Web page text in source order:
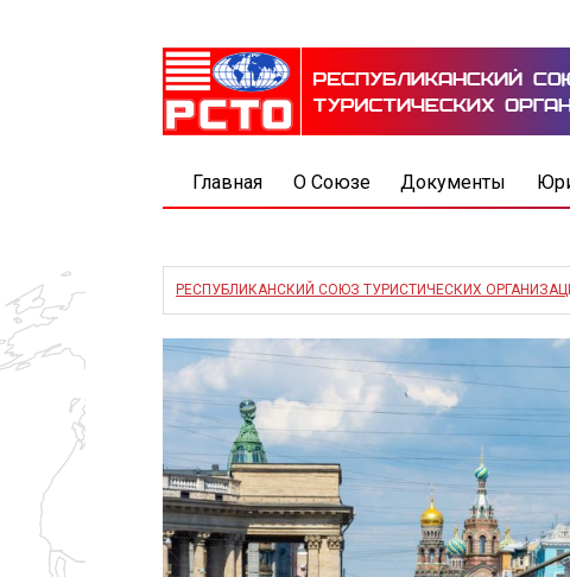
Главная О Союзе Документы
РЕСПУБЛИКАНСКИЙ СОЮЗ ТУРИСТИЧЕСКИХ